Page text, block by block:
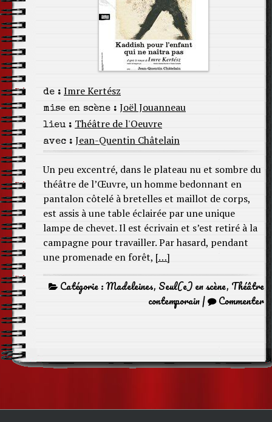
de : Imre Kertész
mise en scène : Joël Jouanneau
lieu : Théâtre de l'Oeuvre
avec : Jean-Quentin Châtelain
Un peu excentré, dans le plateau nu et sombre du
théâtre de l’Œuvre, un homme bedonnant en
pantalon côtelé à bretelles et maillot de corps,
est assis à une table éclairée par une unique
lampe de chevet. Il est écrivain et s’est retiré à la
campagne pour travailler. Par hasard, pendant
une promenade en forêt, […]
Catégorie :Madeleines, Seul(e) en scène, Théâtre
contemporain| Commenter